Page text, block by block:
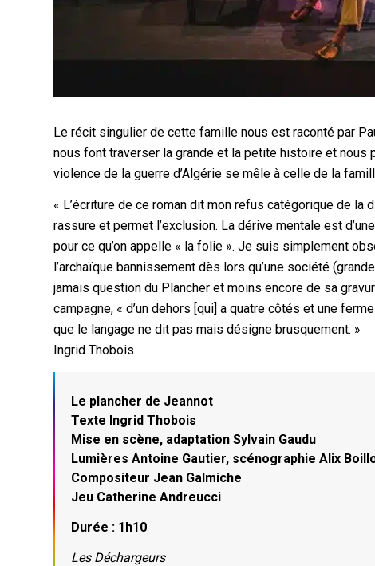
Le récit singulier de cette famille nous est raconté par
nous font traverser la grande et la petite histoire et
violence de la guerre d’Algérie se mêle à celle de la
« L’écriture de ce roman dit mon refus catégorique de la
rassure et permet l’exclusion. La dérive mentale est
pour ce qu’on appelle « la folie ». Je suis simplement
l’archaïque bannissement dès lors qu’une société
jamais question du Plancher et moins encore de sa
campagne, « d’un dehors [qui] a quatre côtés et une
que le langage ne dit pas mais désigne brusquement. »
Ingrid Thobois
Le plancher de Jeannot
Texte Ingrid Thobois
Mise en scène, adaptation Sylvain Gaudu
Lumières Antoine Gautier, scénographie Alix
Compositeur Jean Galmiche
Jeu Catherine Andreucci
Durée : 1h10
Les Déchargeurs